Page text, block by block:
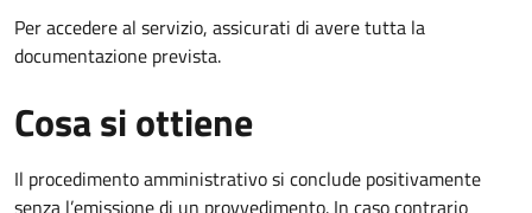
Per accedere al servizio, assicurati di avere tutta la
documentazione prevista.
Cosa si ottiene
Il procedimento amministrativo si conclude positivamente
senza l’emissione di un provvedimento. In caso contrario